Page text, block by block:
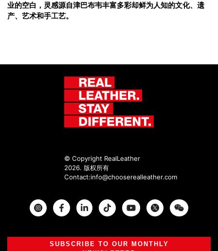
业的空白，灵感源自津巴布韦丰富多彩却鲜为人知的文化、遗
产、艺术和手工艺。
© Copyright RealLeather
2026. 版权所有
Contact:info@chooserealleather.com
InstagramFacebook Twitter
SUBSCRIBE TO OUR MONTHLY